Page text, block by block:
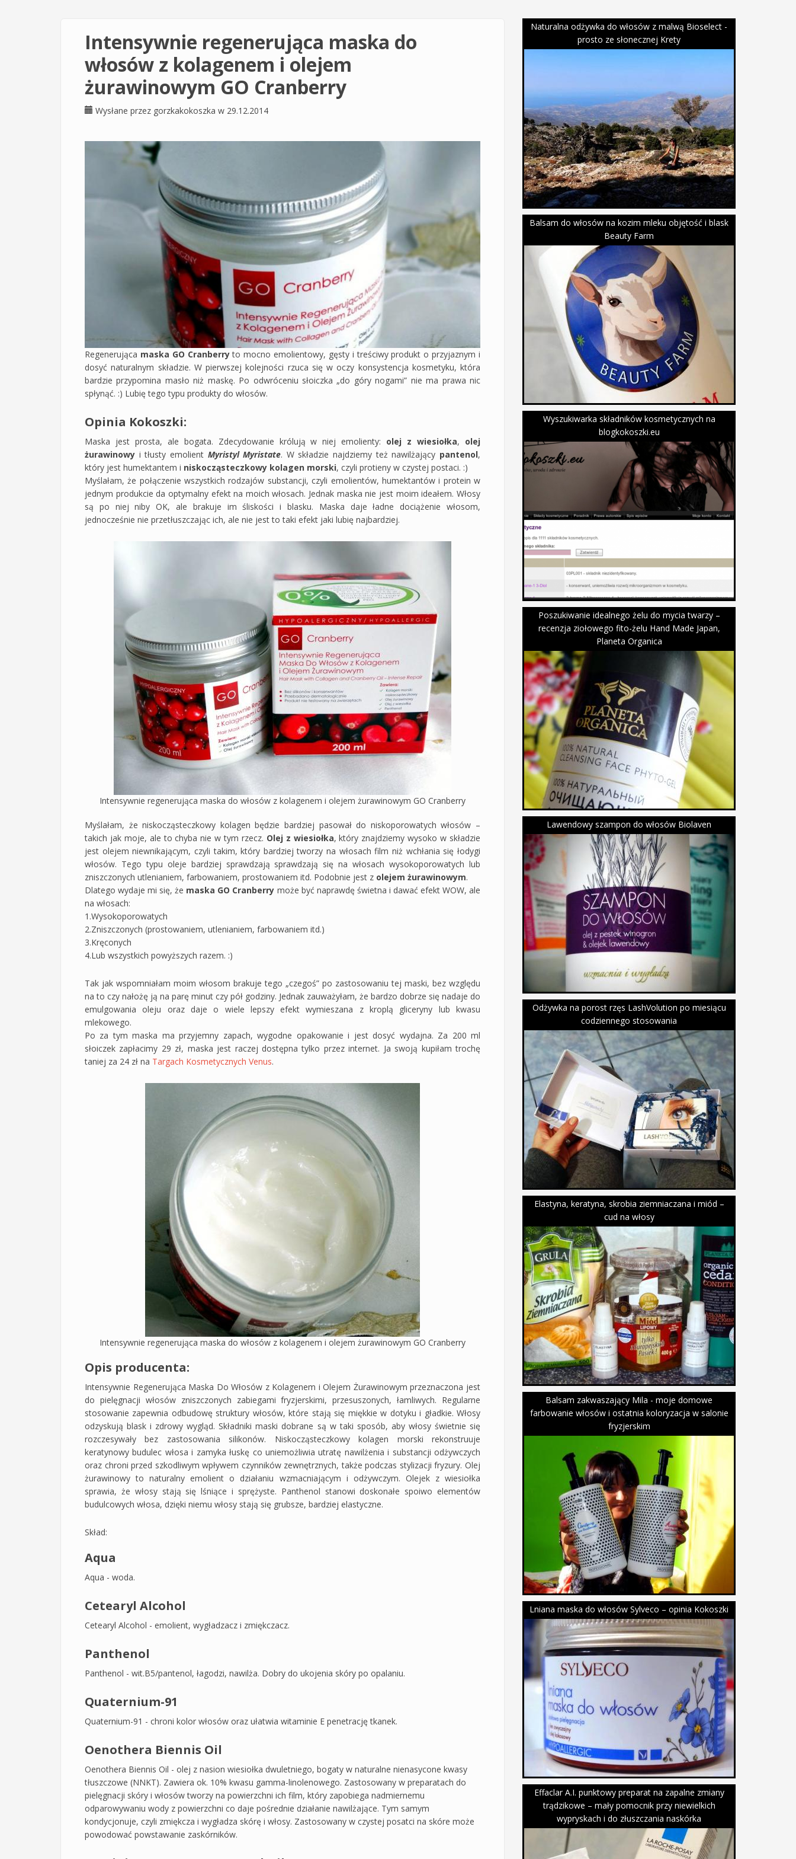
Intensywnie regenerująca maska do
włosów z kolagenem i olejem
żurawinowym GO Cranberry
Wysłane przez gorzkakokoszka w 29.12.2014
Regenerująca maska GO Cranberryto mocno emolientowy, gęsty i treściwy produkt o przyjaznym i
dosyć naturalnym składzie. W pierwszej kolejności rzuca się w oczy konsystencja kosmetyku, która
bardzie przypomina masło niż maskę. Po odwróceniu słoiczka „do góry nogami” nie ma prawa nic
spłynąć. :) Lubię tego typu produkty do włosów.
Opinia Kokoszki:
Maska jest prosta, ale bogata. Zdecydowanie królują w niej emolienty: olej z wiesiołka, olej
żurawinowy i tłusty emolient Myristyl Myristate. W składzie najdziemy też nawilżający pantenol,
który jest humektantem i niskocząsteczkowy kolagen morski, czyli protieny w czystej postaci. :)
Myślałam, że połączenie wszystkich rodzajów substancji, czyli emolientów, humektantów i protein w
jednym produkcie da optymalny efekt na moich włosach. Jednak maska nie jest moim ideałem. Włosy
są po niej niby OK, ale brakuje im śliskości i blasku. Maska daje ładne dociążenie włosom,
jednocześnie nie przetłuszczając ich, ale nie jest to taki efekt jaki lubię najbardziej.
Intensywnie regenerująca maska do włosów z kolagenem i olejem żurawinowym GO Cranberry
Myślałam, że niskocząsteczkowy kolagen będzie bardziej pasował do niskoporowatych włosów –
takich jak moje, ale to chyba nie w tym rzecz. Olej z wiesiołka, który znajdziemy wysoko w składzie
jest olejem niewnikającym, czyli takim, który bardziej tworzy na włosach film niż wchłania się łodygi
włosów. Tego typu oleje bardziej sprawdzają sprawdzają się na włosach wysokoporowatych lub
zniszczonych utlenianiem, farbowaniem, prostowaniem itd. Podobnie jest z olejem żurawinowym.
Dlatego wydaje mi się, że maska GO Cranberry może być naprawdę świetna i dawać efekt WOW, ale
na włosach:
1.Wysokoporowatych
2.Zniszczonych (prostowaniem, utlenianiem, farbowaniem itd.)
3.Kręconych
4.Lub wszystkich powyższych razem. :)
Tak jak wspomniałam moim włosom brakuje tego „czegoś” po zastosowaniu tej maski, bez względu
na to czy nałożę ją na parę minut czy pół godziny. Jednak zauważyłam, że bardzo dobrze się nadaje do
emulgowania oleju oraz daje o wiele lepszy efekt wymieszana z kroplą gliceryny lub kwasu
mlekowego.
Po za tym maska ma przyjemny zapach, wygodne opakowanie i jest dosyć wydajna. Za 200 ml
słoiczek zapłacimy 29 zł, maska jest raczej dostępna tylko przez internet. Ja swoją kupiłam trochę
taniej za 24 zł na Targach Kosmetycznych Venus.
Intensywnie regenerująca maska do włosów z kolagenem i olejem żurawinowym GO Cranberry
Opis producenta:
Intensywnie Regenerująca Maska Do Włosów z Kolagenem i Olejem Żurawinowym przeznaczona jest
do pielęgnacji włosów zniszczonych zabiegami fryzjerskimi, przesuszonych, łamliwych. Regularne
stosowanie zapewnia odbudowę struktury włosów, które stają się miękkie w dotyku i gładkie. Włosy
odzyskują blask i zdrowy wygląd. Składniki maski dobrane są w taki sposób, aby włosy świetnie się
rozczesywały bez zastosowania silikonów. Niskocząsteczkowy kolagen morski rekonstruuje
keratynowy budulec włosa i zamyka łuskę co uniemożliwia utratę nawilżenia i substancji odżywczych
oraz chroni przed szkodliwym wpływem czynników zewnętrznych, także podczas stylizacji fryzury. Olej
żurawinowy to naturalny emolient o działaniu wzmacniającym i odżywczym. Olejek z wiesiołka
sprawia, że włosy stają się lśniące i sprężyste. Panthenol stanowi doskonałe spoiwo elementów
budulcowych włosa, dzięki niemu włosy stają się grubsze, bardziej elastyczne.
Skład:
Aqua
Aqua - woda.
Cetearyl Alcohol
Cetearyl Alcohol - emolient, wygładzacz i zmiękczacz.
Panthenol
Panthenol - wit.B5/pantenol, łagodzi, nawilża. Dobry do ukojenia skóry po opalaniu.
Quaternium-91
Quaternium-91 - chroni kolor włosów oraz ułatwia witaminie E penetrację tkanek.
Oenothera Biennis Oil
Oenothera Biennis Oil - olej z nasion wiesiołka dwuletniego, bogaty w naturalne nienasycone kwasy
tłuszczowe (NNKT). Zawiera ok. 10% kwasu gamma-linolenowego. Zastosowany w preparatach do
pielęgnacji skóry i włosów tworzy na powierzchni ich film, który zapobiega nadmiernemu
odparowywaniu wody z powierzchni co daje pośrednie działanie nawilżające. Tym samym
kondycjonuje, czyli zmiękcza i wygładza skórę i włosy. Zastosowany w czystej posatci na skóre może
powodować powstawanie zaskórników.
Naturalna odżywka do włosów z malwą Bioselect -
prosto ze słonecznej Krety
Balsam do włosów na kozim mleku objętość i blask
Beauty Farm
Wyszukiwarka składników kosmetycznych na
blogkokoszki.eu
Poszukiwanie idealnego żelu do mycia twarzy –
recenzja ziołowego fito-żelu Hand Made Japan,
Planeta Organica
Lawendowy szampon do włosów Biolaven
Odżywka na porost rzęs LashVolution po miesiącu
codziennego stosowania
Elastyna, keratyna, skrobia ziemniaczana i miód –
cud na włosy
Balsam zakwaszający Mila - moje domowe
farbowanie włosów i ostatnia koloryzacja w salonie
fryzjerskim
Lniana maska do włosów Sylveco – opinia Kokoszki
Effaclar A.I. punktowy preparat na zapalne zmiany
trądzikowe – mały pomocnik przy niewielkich
wypryskach i do złuszczania naskórka